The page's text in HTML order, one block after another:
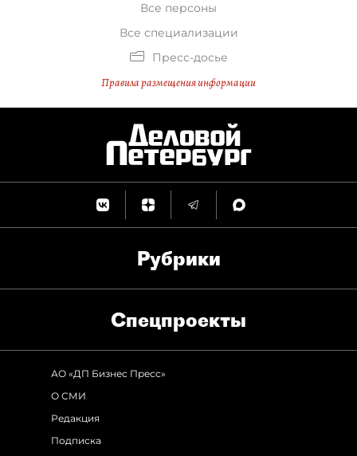
Все персоны
Все специализации
Пресс-досье
Правила размещения информации
Рубрики
Спец­проекты
АО «ДП Бизнес Пресс»
О СМИ
Редакция
Подписка